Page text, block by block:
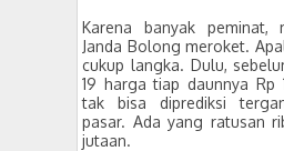
Karena banyak peminat,
Janda Bolong meroket.
cukup langka. Dulu,
19 harga tiap daunnya Rp
tak bisa diprediksi
pasar. Ada yang ratusan
jutaan.